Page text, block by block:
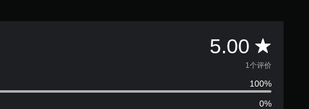
5.00 平
均
评
1个评价
100%
0%